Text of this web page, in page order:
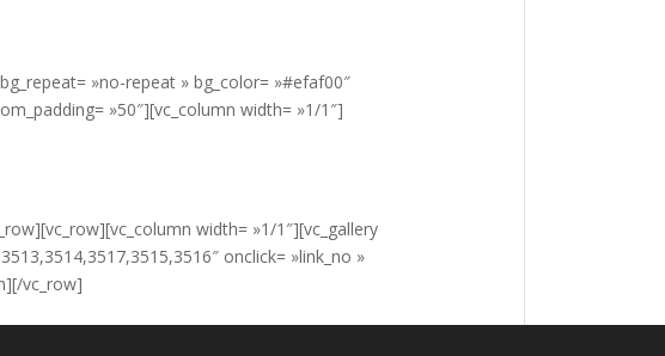
»no-repeat » bg_color= »#efaf00″
»50″][vc_column width= »1/1″]
width= »1/1″][vc_gallery
onclick= »link_no »
vc_row]